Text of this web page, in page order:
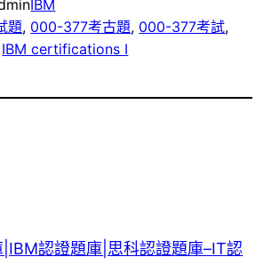
IBM
題, 000-377考古題, 000-377考試
IBM certifications I
認證題庫|思科認證題庫–IT認